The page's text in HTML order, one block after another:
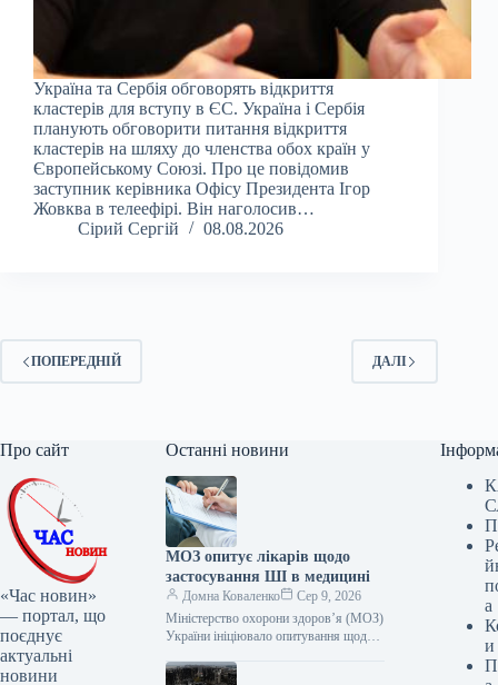
Україна та Сербія обговорять відкриття
кластерів для вступу в ЄС. Україна і Сербія
планують обговорити питання відкриття
кластерів на шляху до членства обох країн у
Європейському Союзі. Про це повідомив
заступник керівника Офісу Президента Ігор
Жовква в телеефірі. Він наголосив…
Сірий Сергій
08.08.2026
ПОПЕРЕДНІЙ ДАЛІ
Про сайт
«Час новин»
— портал, що
поєднує
актуальні
новини
Останні новини
МОЗ опитує лікарів щодо
застосування ШІ в медицині
Домна Коваленко
Сер 9, 2026
Міністерство охорони здоров’я (МОЗ)
України ініціювало опитування щодо
у галузі медицини. До участі
а
и